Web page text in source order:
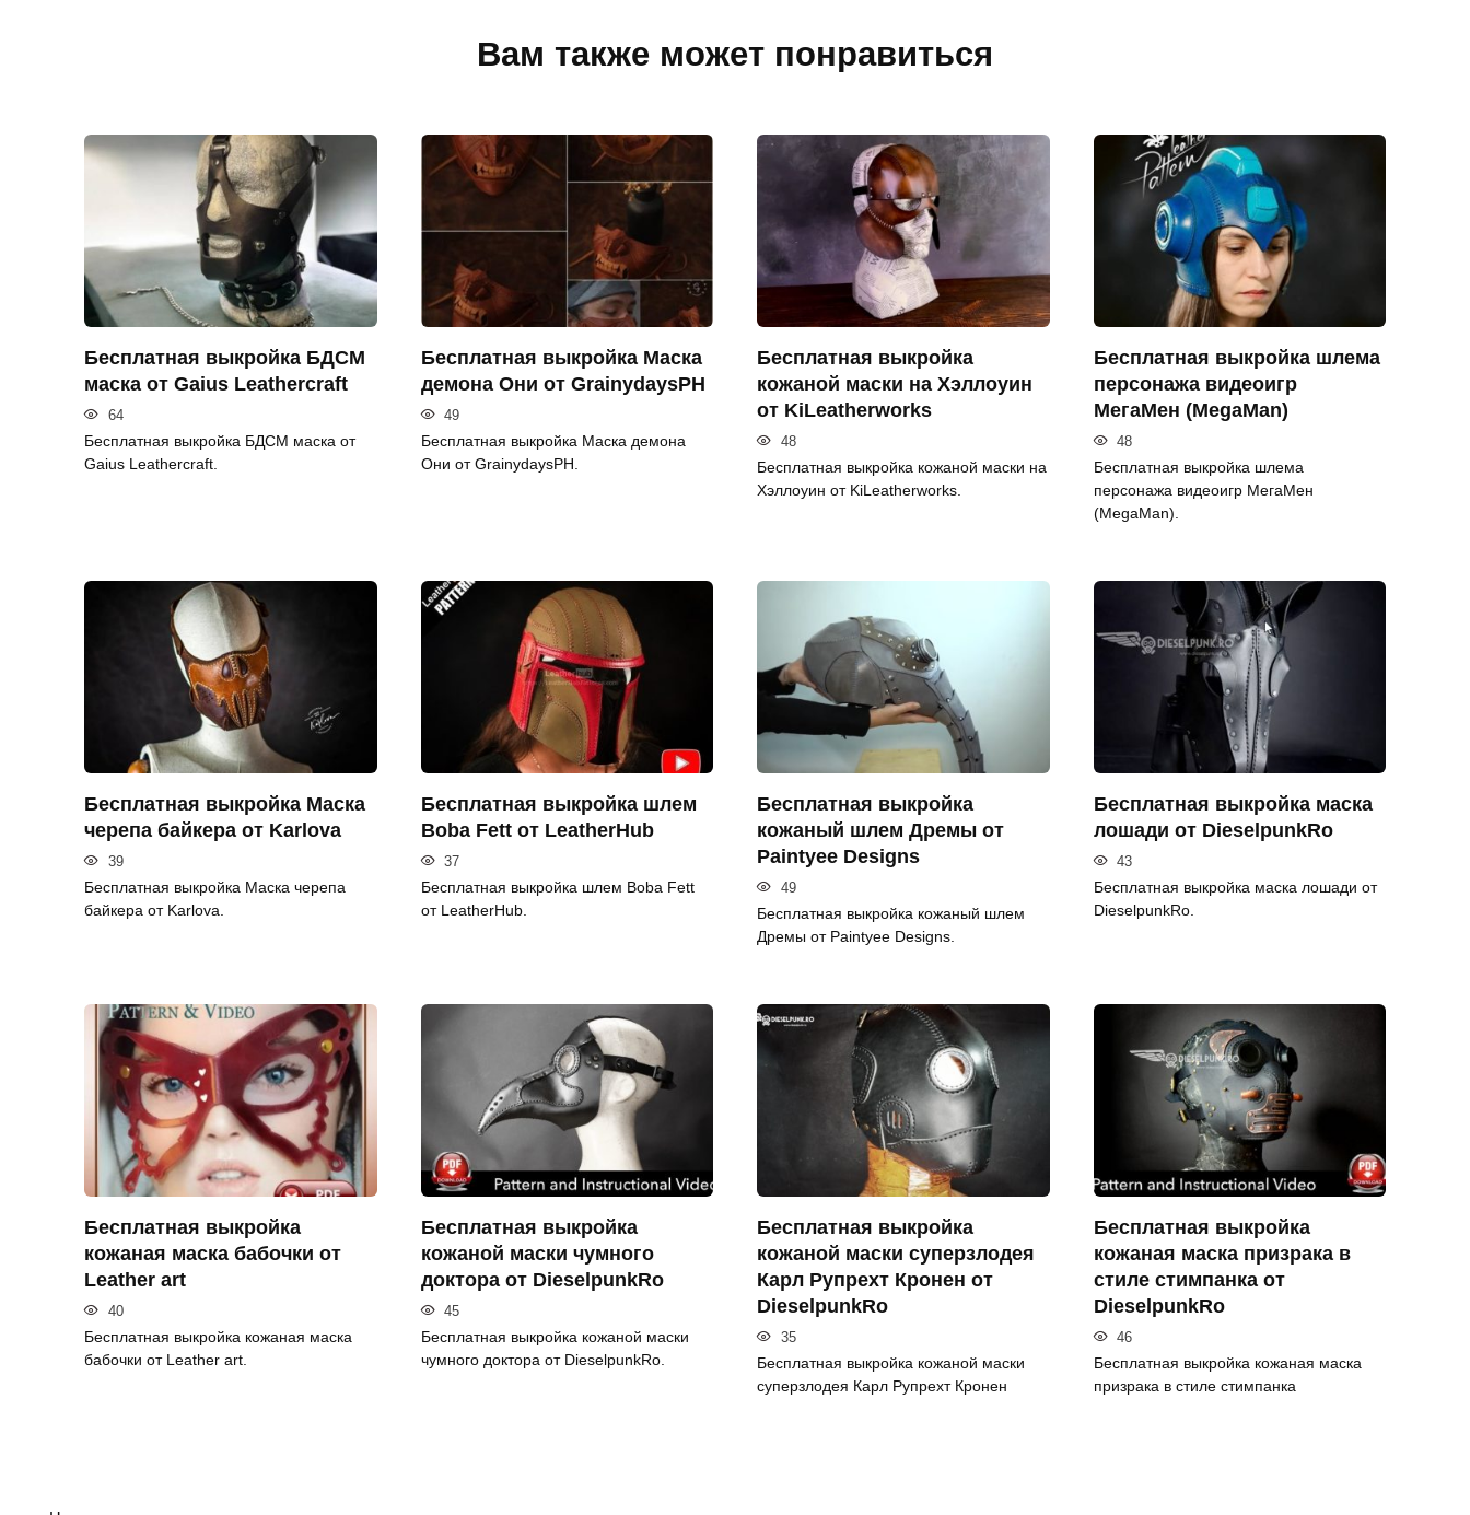
Вам также может понравиться
Бесплатная выкройка БДСМ
маска от Gaius Leathercraft
64
Бесплатная выкройка БДСМ маска от
Gaius Leathercraft.
Бесплатная выкройка Маска
демона Они от GrainydaysPH
49
Бесплатная выкройка Маска демона
Они от GrainydaysPH.
Бесплатная выкройка
кожаной маски на Хэллоуин
от KiLeatherworks
48
Бесплатная выкройка кожаной маски на
Хэллоуин от KiLeatherworks.
Бесплатная выкройка шлема
персонажа видеоигр
МегаМен (MegaMan)
48
Бесплатная выкройка шлема
персонажа видеоигр МегаМен
(MegaMan).
Бесплатная выкройка Маска
черепа байкера от Karlova
39
Бесплатная выкройка Маска черепа
байкера от Karlova.
Бесплатная выкройка шлем
Boba Fett от LeatherHub
37
Бесплатная выкройка шлем Boba Fett
от LeatherHub.
Бесплатная выкройка
кожаный шлем Дремы от
Paintyee Designs
49
Бесплатная выкройка кожаный шлем
Дремы от Paintyee Designs.
Бесплатная выкройка маска
лошади от DieselpunkRo
43
Бесплатная выкройка маска лошади от
DieselpunkRo.
Бесплатная выкройка
кожаная маска бабочки от
Leather art
40
Бесплатная выкройка кожаная маска
бабочки от Leather art.
Бесплатная выкройка
кожаной маски чумного
доктора от DieselpunkRo
45
Бесплатная выкройка кожаной маски
чумного доктора от DieselpunkRo.
Бесплатная выкройка
кожаной маски суперзлодея
Карл Рупрехт Кронен от
DieselpunkRo
35
Бесплатная выкройка кожаной маски
суперзлодея Карл Рупрехт Кронен
Бесплатная выкройка
кожаная маска призрака в
стиле стимпанка от
DieselpunkRo
46
Бесплатная выкройка кожаная маска
призрака в стиле стимпанка